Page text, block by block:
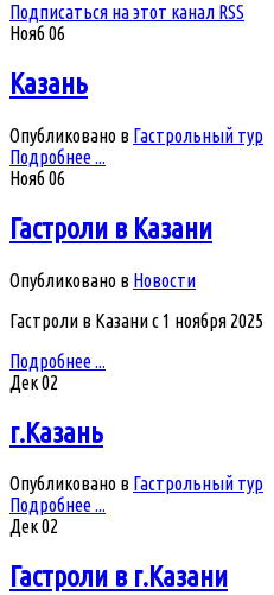
Подписаться на этот канал RSS
Нояб06
Казань
Опубликовано в Гастрольный тур
Подробнее ...
Нояб06
Гастроли в Казани
Опубликовано в Новости
Гастроли в Казани с 1 ноября 2025
Подробнее ...
Дек02
г.Казань
Опубликовано в Гастрольный тур
Подробнее ...
Дек02
Гастроли в г.Казани